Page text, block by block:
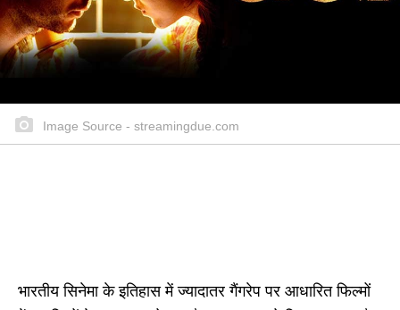
Image Source - streamingdue.com
भारतीय सिनेमा के इतिहास में ज्यादातर गैंगरेप पर आधारित फिल्मों